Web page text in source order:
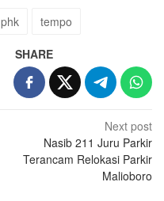
phk tempo
SHARE
Next post
Nasib 211 Juru Parkir
Terancam Relokasi Parkir
Malioboro